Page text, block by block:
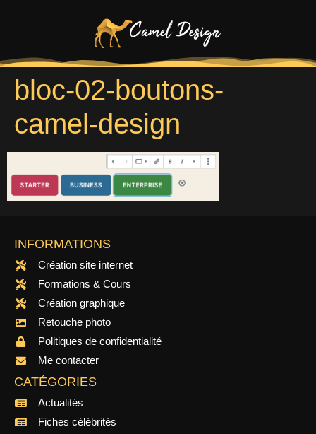
bloc-02-boutons-
camel-design
INFORMATIONS
Création site internet
Formations & Cours
Création graphique
Retouche photo
Politiques de confidentialité
Me contacter
CATÉGORIES
Actualités
Fiches célébrités